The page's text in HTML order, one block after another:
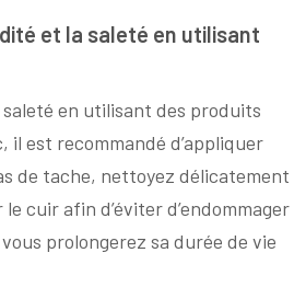
et la saleté en utilisant
en utilisant des produits
est recommandé d’appliquer
de tache, nettoyez délicatement
cuir afin d’éviter d’endommager
prolongerez sa durée de vie